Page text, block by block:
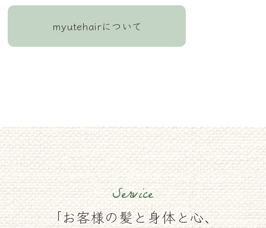
myutehairについて
Service
「お客様の髪と身体と心、